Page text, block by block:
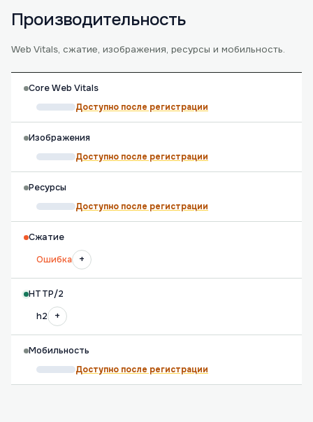
Производительность
Web Vitals, сжатие, изображения, ресурсы и мобильность.
Core Web Vitals
Доступно после регистрации
Изображения
Доступно после регистрации
Ресурсы
Доступно после регистрации
Сжатие
Ошибка
+
HTTP/2
h2
+
Мобильность
Доступно после регистрации